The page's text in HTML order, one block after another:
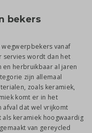
bekers
vanaf
servies wordt dan het
en herbruikbaar al jaren
zijn allemaal
zoals keramiek,
komt er in het
afval dat wel vrijkomt
keramiek hoogwaardig
van gereycled